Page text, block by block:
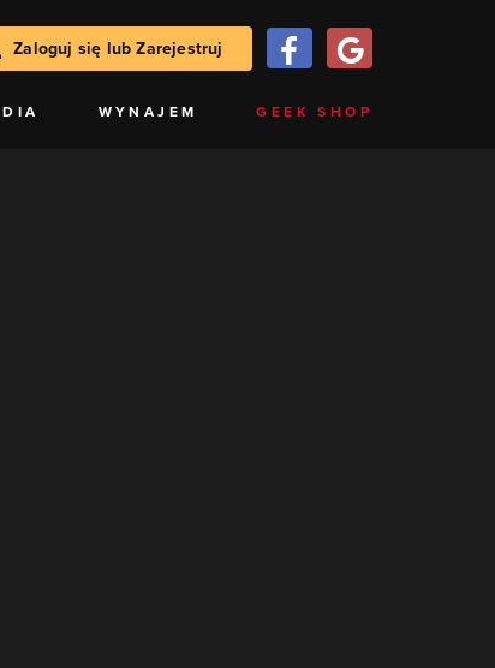
Zaloguj się lub Zarejestruj
WYNAJEM GEEK SHOP